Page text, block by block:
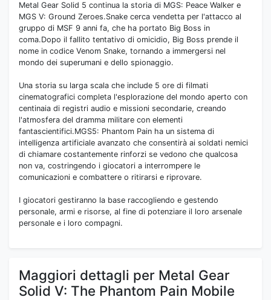
Metal Gear Solid 5 continua la storia di MGS: Peace Walker e
MGS V: Ground Zeroes.Snake cerca vendetta per l'attacco al
gruppo di MSF 9 anni fa, che ha portato Big Boss in
coma.Dopo il fallito tentativo di omicidio, Big Boss prende il
nome in codice Venom Snake, tornando a immergersi nel
mondo dei superumani e dello spionaggio.
Una storia su larga scala che include 5 ore di filmati
cinematografici completa l'esplorazione del mondo aperto con
centinaia di registri audio e missioni secondarie, creando
l'atmosfera del dramma militare con elementi
fantascientifici.MGS5: Phantom Pain ha un sistema di
intelligenza artificiale avanzato che consentirà ai soldati nemici
di chiamare costantemente rinforzi se vedono che qualcosa
non va, costringendo i giocatori a interrompere le
comunicazioni e combattere o ritirarsi e riprovare.
I giocatori gestiranno la base raccogliendo e gestendo
personale, armi e risorse, al fine di potenziare il loro arsenale
personale e i loro compagni.
Maggiori dettagli per Metal Gear
Solid V: The Phantom Pain Mobile